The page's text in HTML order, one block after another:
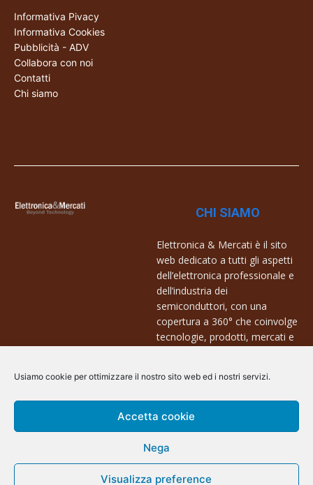
Usiamo cookie per ottimizzare il nostro sito web ed i nostri servizi.
Accetta cookie
Nega
Visualizza preference
Informativa Pivacy
Informativa Cookies
Pubblicità - ADV
Collabora con noi
Contatti
Chi siamo
CHI SIAMO
Elettronica & Mercati è il sito
web dedicato a tutti gli aspetti
dell’elettronica professionale e
dell’industria dei
semiconduttori, con una
copertura a 360° che coinvolge
tecnologie, prodotti, mercati e
Contatti:
info@arscommunication.it
@ArsCommunication 2023